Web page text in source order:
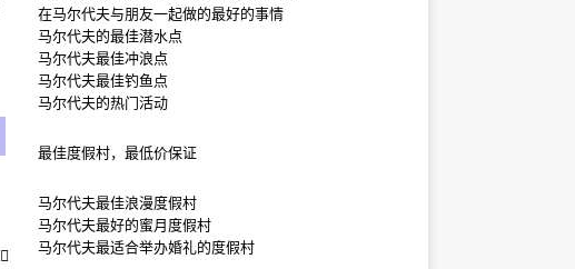
在马尔代夫与朋友一起做的最好的事情
马尔代夫的最佳潜水点
马尔代夫最佳冲浪点
马尔代夫最佳钓鱼点
马尔代夫的热门活动
最佳度假村，最低价保证
马尔代夫最佳浪漫度假村
马尔代夫最好的蜜月度假村
马尔代夫最适合举办婚礼的度假村